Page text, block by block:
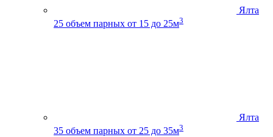
Ялта
25 объем парных от 15 до 25м3
Ялта
35 объем парных от 25 до 35м3